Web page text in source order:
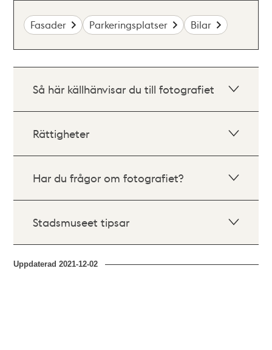
Fasader Parkeringsplatser Bilar
Så här källhänvisar du till fotografiet
Rättigheter
Har du frågor om fotografiet?
Stadsmuseet tipsar
Uppdaterad2021-12-02